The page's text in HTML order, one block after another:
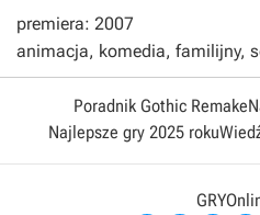
premiera: 2007
animacja, komedia, familijny,
Poradnik Gothic Remake
Najlepsze gry 2025 roku